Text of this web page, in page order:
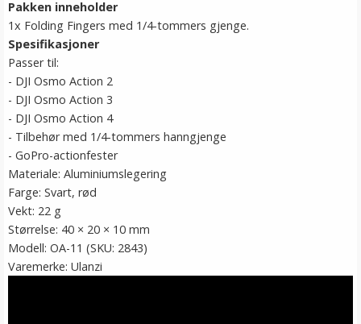
Pakken inneholder
1x Folding Fingers med 1/4-tommers gjenge.
Spesifikasjoner
Passer til:
- DJI Osmo Action 2
- DJI Osmo Action 3
- DJI Osmo Action 4
- Tilbehør med 1/4-tommers hanngjenge
- GoPro-actionfester
Materiale: Aluminiumslegering
Farge: Svart, rød
Vekt: 22 g
Størrelse: 40 × 20 × 10 mm
Modell: OA-11 (SKU: 2843)
Varemerke: Ulanzi